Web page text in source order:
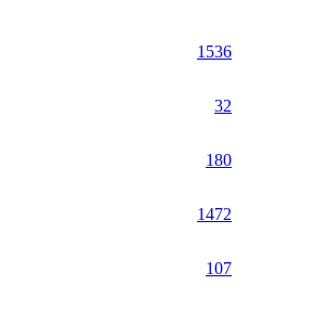
1536
32
180
1472
107